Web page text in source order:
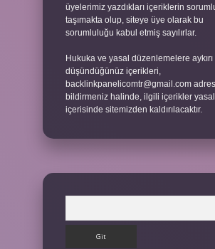
üyelerimiz yazdıkları içeriklerin
taşımakta olup, siteye üye olarak bu
sorumluluğu kabul etmiş sayılırlar.
Hukuka ve yasal düzenlemelere
düşündüğünüz içerikleri,
backlinkpanelicomtr@gmail.com
bildirmeniz halinde, ilgili içerikler
içerisinde sitemizden kaldırılacaktır.